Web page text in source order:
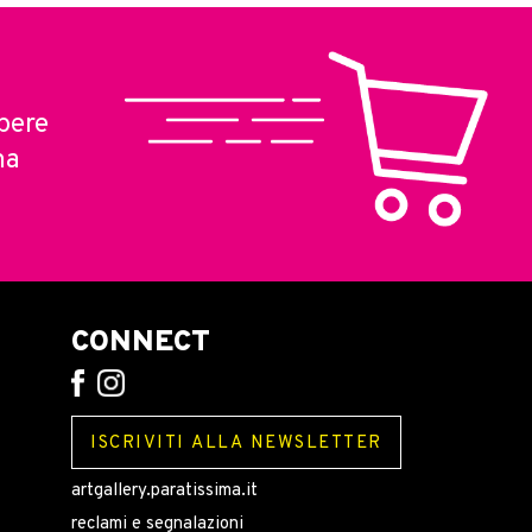
CONNECT
ISCRIVITI ALLA NEWSLETTER
artgallery.paratissima.it
reclami e segnalazioni